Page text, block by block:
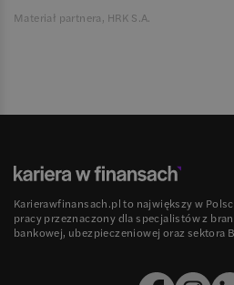
Materiał partnera, HRK S.A.
Karierawfinansach.pl to największy w
pracy przeznaczony dla specjalistów z
bankowej, ubezpieczeniowej oraz sektora